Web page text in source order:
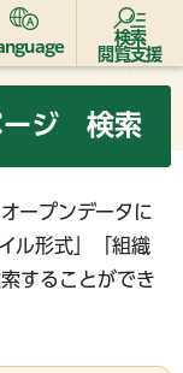
検索
閲覧支援
ージ 検索
ープンデータに
ル形式」「組織
することができ